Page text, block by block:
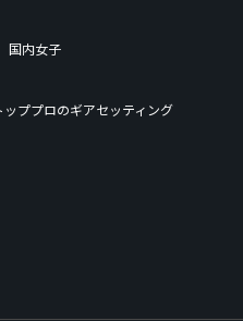
国内女子
ッププロのギアセッティング